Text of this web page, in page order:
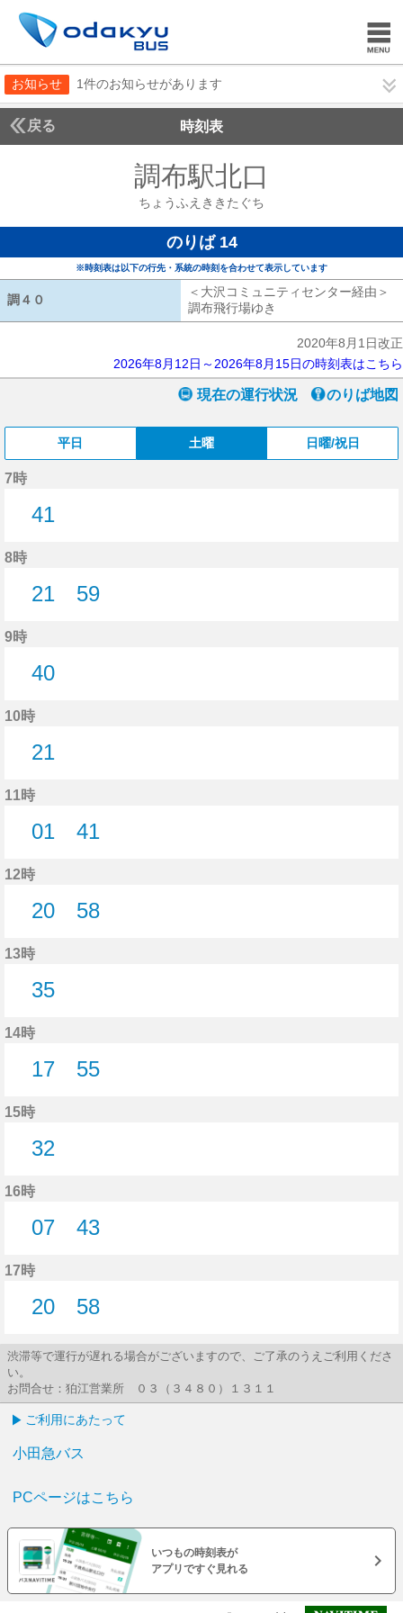
お知らせ 1件のお知らせがあります
戻る 時刻表
調布駅北口
ちょうふえききたぐち
のりば 14
※時刻表は以下の行先・系統の時刻を合わせて表示しています
調４０
＜大沢コミュニティセンター経由＞
調布飛行場ゆき
2020年8月1日改正
2026年8月12日～2026年8月15日の時刻表はこちら
現在の運行状況 のりば地図
平日 土曜 日曜/祝日
7時
41
8時
21
59
9時
40
10時
21
11時
01
41
12時
20
58
13時
35
14時
17
55
15時
32
16時
07
43
17時
20
58
渋滞等で運行が遅れる場合がございますので、ご了承のうえご利用くださ
い。
お問合せ：狛江営業所 ０３（３４８０）１３１１
ご利用にあたって
小田急バス
PCページはこちら
いつもの時刻表が
アプリですぐ見れる